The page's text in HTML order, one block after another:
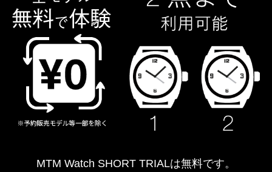
MTM Watch SHORT TRIALは無料です。